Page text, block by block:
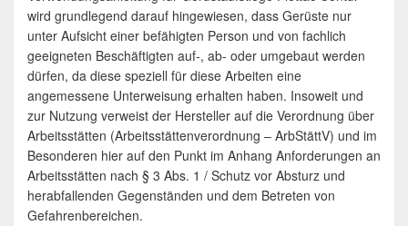
wird grundlegend darauf hingewiesen, dass Gerüste nur
unter Aufsicht einer befähigten Person und von fachlich
geeigneten Beschäftigten auf-, ab- oder umgebaut werden
dürfen, da diese speziell für diese Arbeiten eine
angemessene Unterweisung erhalten haben. Insoweit und
zur Nutzung verweist der Hersteller auf die Verordnung über
Arbeitsstätten (Arbeitsstättenverordnung – ArbStättV) und im
Besonderen hier auf den Punkt im Anhang Anforderungen an
Arbeitsstätten nach § 3 Abs. 1 / Schutz vor Absturz und
herabfallenden Gegenständen und dem Betreten von
Gefahrenbereichen.